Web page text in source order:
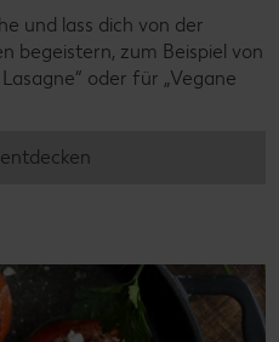
und lass dich von der
begeistern, zum Beispiel von
oder für „Vegane